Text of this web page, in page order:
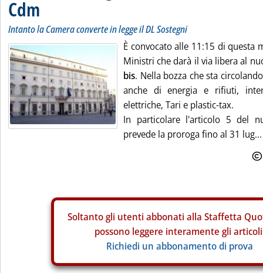
Cdm
Intanto la Camera converte in legge il DL Sostegni
È convocato alle 11:15 di questa
Ministri che darà il via libera al
bis. Nella bozza che sta
anche di energia e rifiuti,
elettriche, Tari e plastic-tax.
In particolare l'articolo 5 del
prevede la proroga fino al 31 lug...
Soltanto gli utenti abbonati alla Staffetta
possono leggere interamente gli
Richiedi un abbonamento di prova